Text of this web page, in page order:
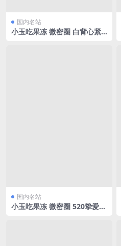
国内名站
小玉吃果冻 微密圈 白背心紧
国内名站
小玉吃果冻 微密圈 520挚爱献